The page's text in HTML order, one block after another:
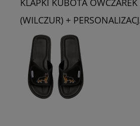
KLAPKI KUBOTA
(WILCZUR) +